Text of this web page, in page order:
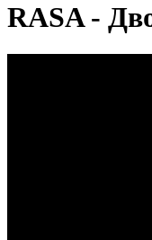
RASA -